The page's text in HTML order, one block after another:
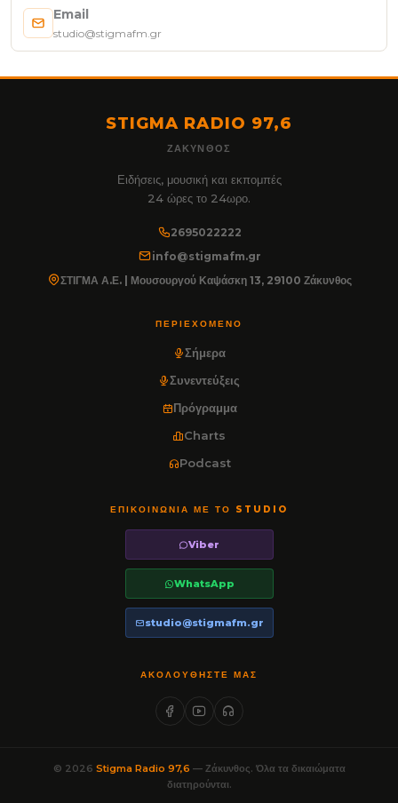
Email
studio@stigmafm.gr
STIGMA RADIO 97,6
ΖΆΚΥΝΘΟΣ
Ειδήσεις, μουσική και εκπομπές
24 ώρες το 24ωρο.
2695022222
info@stigmafm.gr
ΣΤΙΓΜΑ Α.Ε. | Μουσουργού Καψάσκη 13, 29100 Ζάκυνθος
ΠΕΡΙΕΧΌΜΕΝΟ
Σήμερα
Συνεντεύξεις
Πρόγραμμα
Charts
Podcast
ΕΠΙΚΟΙΝΩΝΊΑ ΜΕ ΤΟ STUDIO
Viber
WhatsApp
studio@stigmafm.gr
ΑΚΟΛΟΥΘΉΣΤΕ ΜΑΣ
© 2026 Stigma Radio 97,6 — Ζάκυνθος. Όλα τα δικαιώματα
διατηρούνται.